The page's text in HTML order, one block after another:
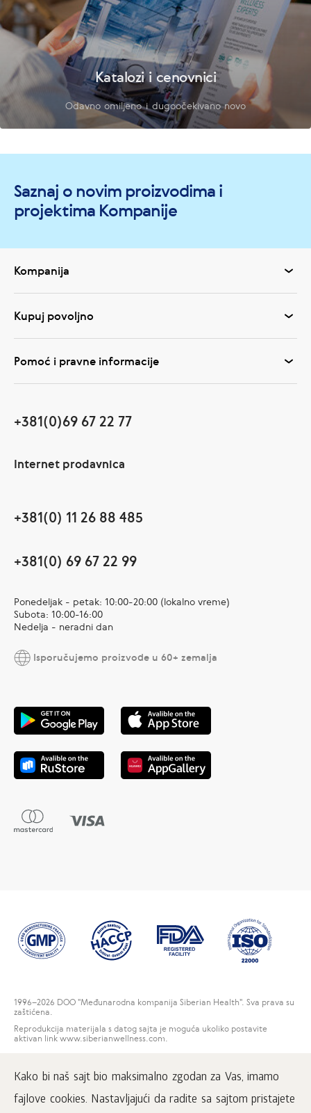
Kako bi naš sajt bio maksimalno zgodan za Vas, imamo
fajlove cookies. Nastavljajući da radite sa sajtom pristajete
Katalozi i cenovnici
Odavno omiljeno i dugoočekivano novo
Saznaj o novim proizvodima i
projektima Kompanije
Kompanija
Kupuj povoljno
Pomoć i pravne informacije
+381(0)69 67 22 77
Internet prodavnica
+381(0) 11 26 88 485
+381(0) 69 67 22 99
Ponedeljak - petak: 10:00-20:00 (lokalno vreme)
Subota: 10:00-16:00
Nedelja - neradni dan
Isporučujemo proizvode u 60+ zemalja
1996–2026 DOO "Međunarodna kompanija Siberian Health". Sva prava su
zaštićena.
Reprodukcija materijala s datog sajta je moguća ukoliko postavite
aktivan link www.siberianwellness.com.
Korisnički ugovor
Politika privatnosti